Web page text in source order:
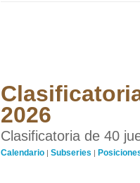
2026
Clasificatoria de 40
Calendario | Subseries |